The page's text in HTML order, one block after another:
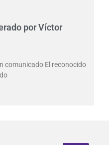
por Víctor
comunicado El reconocido